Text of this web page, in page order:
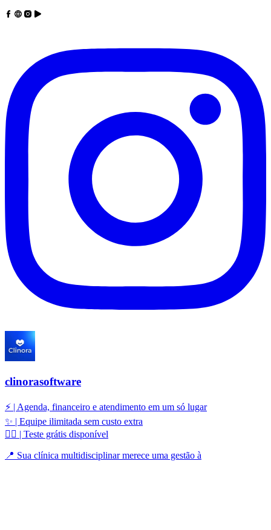
clinorasoftware
⚡ | Agenda, financeiro e atendimento em um só lugar
✨ | Equipe ilimitada sem custo extra
👇🏻 | Teste grátis disponível
📍 Sua clínica multidisciplinar merece uma gestão à